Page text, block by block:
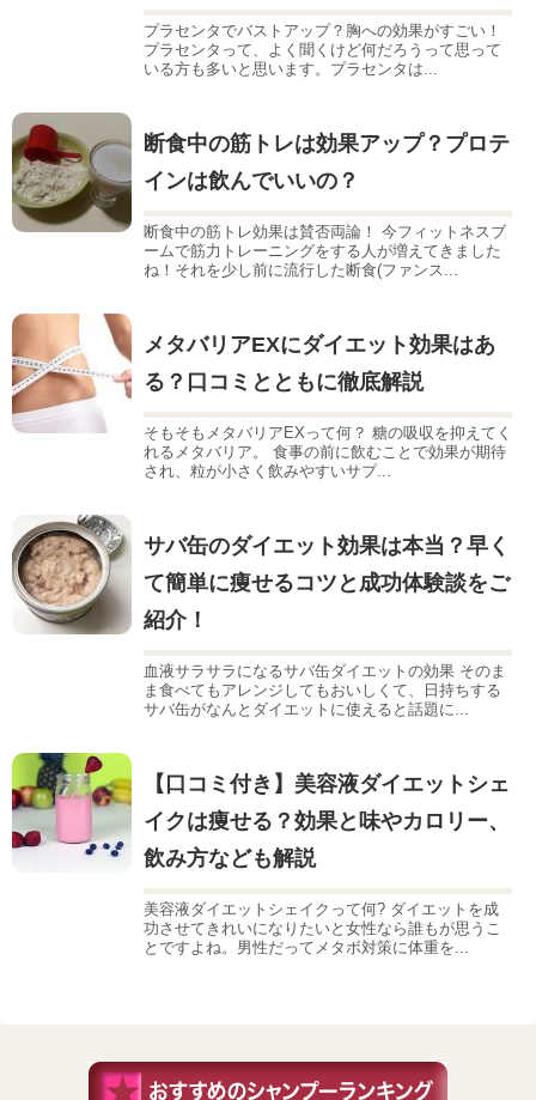
プラセンタでバストアップ？胸への効果がすごい！
プラセンタって、よく聞くけど何だろうって思って
いる方も多いと思います。プラセンタは...
断食中の筋トレは効果アップ？プロテ
インは飲んでいいの？
断食中の筋トレ効果は賛否両論！ 今フィットネスブ
ームで筋力トレーニングをする人が増えてきました
ね！それを少し前に流行した断食(ファンス...
メタバリアEXにダイエット効果はあ
る？口コミとともに徹底解説
そもそもメタバリアEXって何？ 糖の吸収を抑えてく
れるメタバリア。 食事の前に飲むことで効果が期待
され、粒が小さく飲みやすいサプ...
サバ缶のダイエット効果は本当？早く
て簡単に痩せるコツと成功体験談をご
紹介！
血液サラサラになるサバ缶ダイエットの効果 そのま
ま食べてもアレンジしてもおいしくて、日持ちする
サバ缶がなんとダイエットに使えると話題に...
【口コミ付き】美容液ダイエットシェ
イクは痩せる？効果と味やカロリー、
飲み方なども解説
美容液ダイエットシェイクって何? ダイエットを成
功させてきれいになりたいと女性なら誰もが思うこ
とですよね。男性だってメタボ対策に体重を...